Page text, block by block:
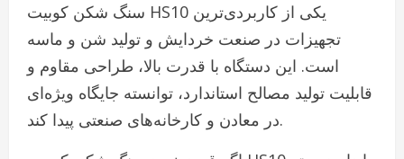
سنگ شکن کوبیت HS10 یکی از کاربردی‌ترین
تجهیزات در صنعت خردایش و تولید شن و ماسه
است. این دستگاه با قدرت بالا، طراحی مقاوم و
قابلیت تولید مصالح استاندارد، توانسته جایگاه ویژه‌ای
در معادن و کارخانه‌های صنعتی پیدا کند.